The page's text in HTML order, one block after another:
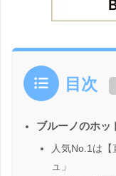
目次
ブルーノのホッ
人気No.1は
ュ」